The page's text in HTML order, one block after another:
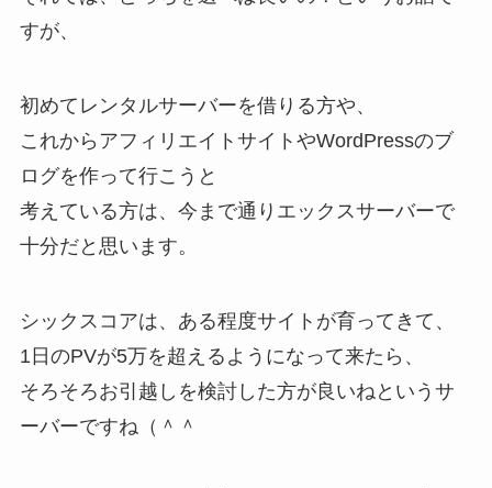
すが、
初めてレンタルサーバーを借りる方や、
これからアフィリエイトサイトやWordPressのブ
ログを作って行こうと
考えている方は、今まで通りエックスサーバーで
十分だと思います。
シックスコアは、ある程度サイトが育ってきて、
1日のPVが5万を超えるようになって来たら、
そろそろお引越しを検討した方が良いねというサ
ーバーですね（＾＾